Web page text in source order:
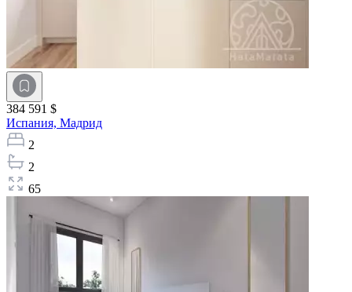
384 591 $
Испания, Мадрид
2
2
65